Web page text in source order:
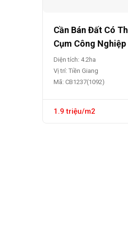
Cần Bán Đất Có
Cụm Công
Diện tích: 4.2ha
Vị trí: Tiền Giang
Mã: CB1237(1092)
1.9 triệu/m2